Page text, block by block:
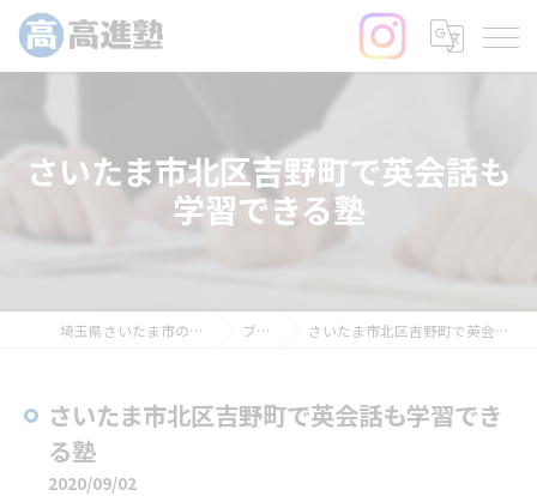
さいたま市北区吉野町で英会話も
学習できる塾
埼玉県さいたま市の塾なら高進塾 ブログ さいたま市北区吉野町で英会話も学習できる塾
さいたま市北区吉野町で英会話も学習でき
る塾
2020/09/02